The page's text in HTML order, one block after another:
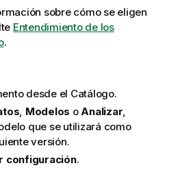
sobre cómo se eligen
Entendimiento de los
.
desde el Catálogo.
, Modelos oAnalizar,
que se utilizará como
versión.
configuración.